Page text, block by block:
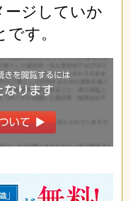
ージしていか
す。